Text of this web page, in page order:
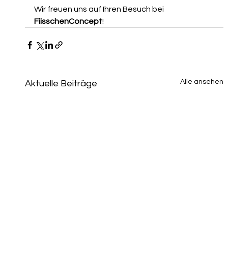
Wir freuen uns auf Ihren Besuch bei
FiisschenConcept!
Aktuelle Beiträge Alle ansehen